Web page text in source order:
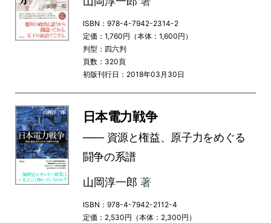
ISBN：978-4-7942-2314-2
定価：1,760円（本体：1,600円）
判型：四六判
頁数：320頁
初版刊行日：2018年03月30日
日本電力戦争
―― 資源と権益、原子力をめぐる
闘争の系譜
山岡淳一郎 著
ISBN：978-4-7942-2112-4
定価：2,530円（本体：2,300円）